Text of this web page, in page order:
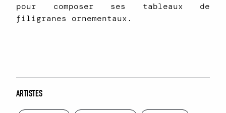
pour composer ses tableaux de
filigranes ornementaux.
ARTISTES